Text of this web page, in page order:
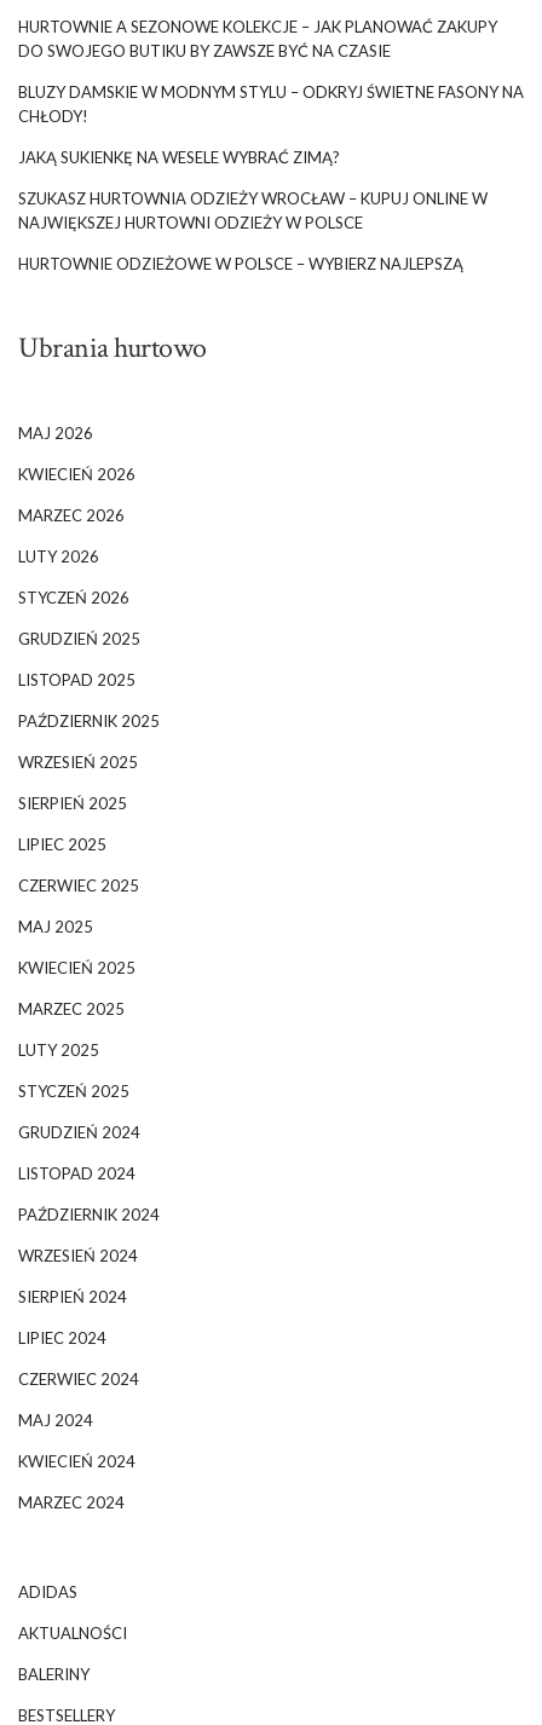
HURTOWNIE A SEZONOWE KOLEKCJE – JAK PLANOWAĆ ZAKUPY
DO SWOJEGO BUTIKU BY ZAWSZE BYĆ NA CZASIE
BLUZY DAMSKIE W MODNYM STYLU – ODKRYJ ŚWIETNE FASONY NA
CHŁODY!
JAKĄ SUKIENKĘ NA WESELE WYBRAĆ ZIMĄ?
SZUKASZ HURTOWNIA ODZIEŻY WROCŁAW – KUPUJ ONLINE W
NAJWIĘKSZEJ HURTOWNI ODZIEŻY W POLSCE
HURTOWNIE ODZIEŻOWE W POLSCE – WYBIERZ NAJLEPSZĄ
Ubrania hurtowo
MAJ 2026
KWIECIEŃ 2026
MARZEC 2026
LUTY 2026
STYCZEŃ 2026
GRUDZIEŃ 2025
LISTOPAD 2025
PAŹDZIERNIK 2025
WRZESIEŃ 2025
SIERPIEŃ 2025
LIPIEC 2025
CZERWIEC 2025
MAJ 2025
KWIECIEŃ 2025
MARZEC 2025
LUTY 2025
STYCZEŃ 2025
GRUDZIEŃ 2024
LISTOPAD 2024
PAŹDZIERNIK 2024
WRZESIEŃ 2024
SIERPIEŃ 2024
LIPIEC 2024
CZERWIEC 2024
MAJ 2024
KWIECIEŃ 2024
MARZEC 2024
ADIDAS
AKTUALNOŚCI
BALERINY
BESTSELLERY